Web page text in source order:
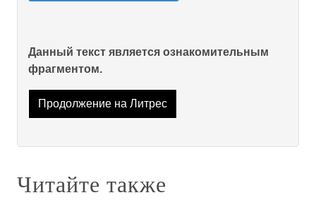
Данный текст является ознакомительным
фрагментом.
Продолжение на Литрес
Читайте также